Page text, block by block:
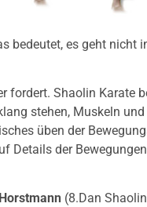
bedeutet, es geht nicht
fordert. Shaolin Karate
stehen, Muskeln
üben der
Details der
(8.Dan